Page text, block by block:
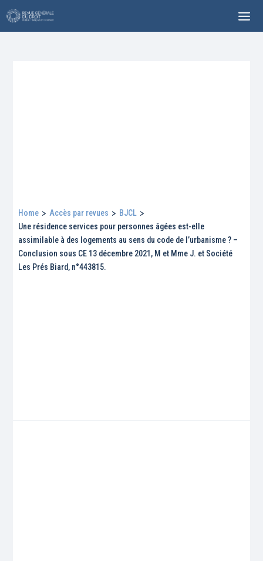
Home > Accès par revues > BJCL >
Une résidence services pour personnes âgées est-elle
assimilable à des logements au sens du code de l’urbanisme ? –
Conclusion sous CE 13 décembre 2021, M et Mme J. et Société
Les Prés Biard, n°443815.